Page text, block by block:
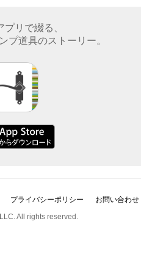
プリで綴る、
プ道具のストーリー。
プライバシーポリシー
お問い合わせ
All rights reserved.